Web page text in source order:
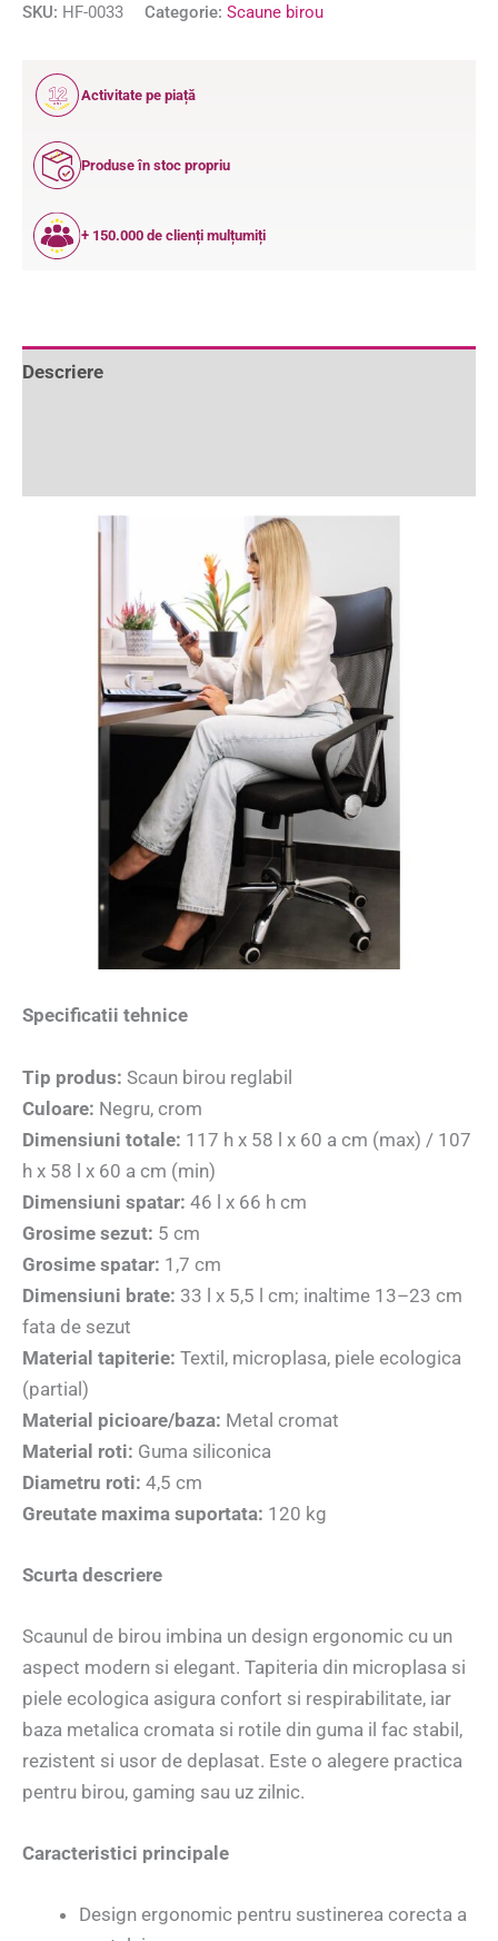
SKU: HF-0033 Categorie: Scaune birou
12
ANI
Activitate pe piață
Produse în stoc propriu
+ 150.000 de clienți mulțumiți
Descriere
Specificatii tehnice
Tip produs: Scaun birou reglabil
Culoare: Negru, crom
Dimensiuni totale: 117 h x 58 l x 60 a cm (max) / 107
h x 58 l x 60 a cm (min)
Dimensiuni spatar: 46 l x 66 h cm
Grosime sezut: 5 cm
Grosime spatar: 1,7 cm
Dimensiuni brate: 33 l x 5,5 l cm; inaltime 13–23 cm
fata de sezut
Material tapiterie: Textil, microplasa, piele ecologica
(partial)
Material picioare/baza: Metal cromat
Material roti: Guma siliconica
Diametru roti: 4,5 cm
Greutate maxima suportata: 120 kg
Scurta descriere
Scaunul de birou imbina un design ergonomic cu un
aspect modern si elegant. Tapiteria din microplasa si
piele ecologica asigura confort si respirabilitate, iar
baza metalica cromata si rotile din guma il fac stabil,
rezistent si usor de deplasat. Este o alegere practica
pentru birou, gaming sau uz zilnic.
Caracteristici principale
Design ergonomic pentru sustinerea corecta a